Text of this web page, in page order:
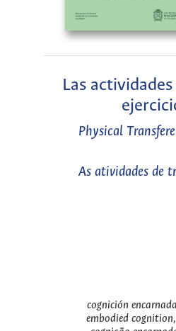
Las
Physical
As atividades de
cognición
embodied